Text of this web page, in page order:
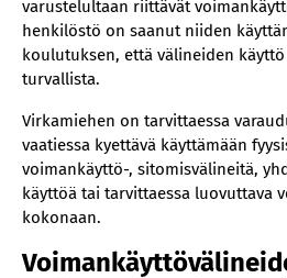
varustelultaan riittävät
henkilöstö on saanut niiden
koulutuksen, että välineiden
turvallista.
Virkamiehen on tarvittaessa
vaatiessa kyettävä käyttämään
voimankäyttö-, sitomisvälineitä,
käyttöä tai tarvittaessa luovuttava
kokonaan.